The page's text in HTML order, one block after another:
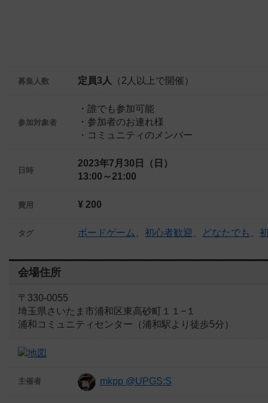
募集人数 定員3人 （2人以上で開催）
参加対象者
・誰でも参加可能
・参加者のお連れ様
・コミュニティのメンバー
日時
2023年7月30日（日）
13:00～21:00
費用 ¥ 200
タグ ボードゲーム 初心者歓迎 どなたでも
会場住所
〒330-0055
埼玉県さいたま市浦和区東高砂町１１−１
浦和コミュニティセンター（浦和駅より徒歩5分）
主催者 mkpp @UPGS:S